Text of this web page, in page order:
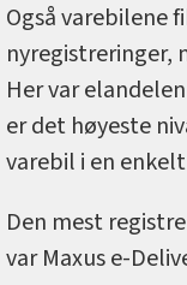
Også varebilene
nyregistreringer,
Her var
er det høyeste
varebil i en
Den mest
var Maxus e-